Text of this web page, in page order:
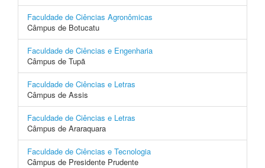
Faculdade de Ciências Agronômicas
Câmpus de Botucatu
Faculdade de Ciências e Engenharia
Câmpus de Tupã
Faculdade de Ciências e Letras
Câmpus de Assis
Faculdade de Ciências e Letras
Câmpus de Araraquara
Faculdade de Ciências e Tecnologia
Câmpus de Presidente Prudente